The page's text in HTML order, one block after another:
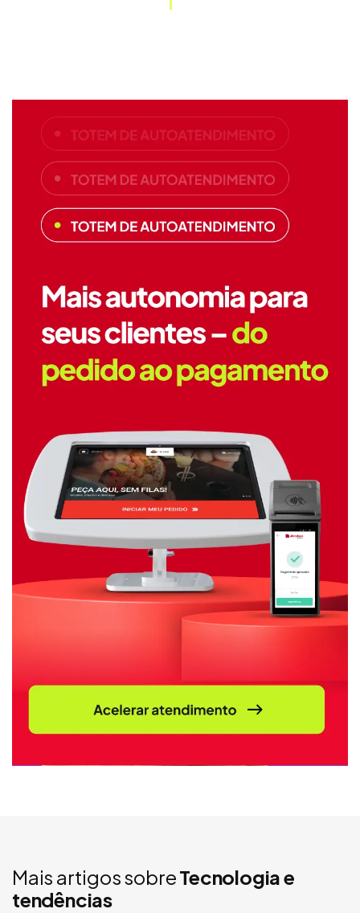
Mais artigos sobreTecnologia e
tendências